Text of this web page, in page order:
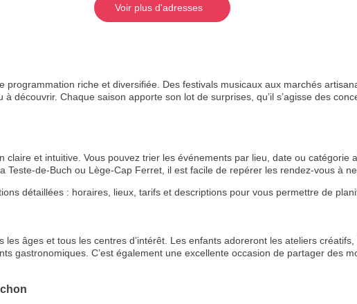
Voir plus d'adresses
programmation riche et diversifiée. Des festivals musicaux aux marchés
découvrir. Chaque saison apporte son lot de surprises, qu’il s’agisse des
claire et intuitive. Vous pouvez trier les événements par lieu, date ou catégorie
de-Buch ou Lège-Cap Ferret, il est facile de repérer les rendez-vous à
détaillées : horaires, lieux, tarifs et descriptions pour vous permettre de
les âges et tous les centres d’intérêt. Les enfants adoreront les ateliers
gastronomiques. C’est également une excellente occasion de partager des